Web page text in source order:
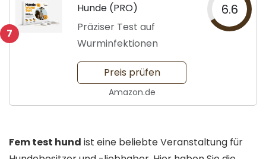
7
Hunde (PRO)
Präziser Test auf
Wurminfektionen
6.6
Preis prüfen
Amazon.de
Fem test hund ist eine beliebte Veranstaltung für